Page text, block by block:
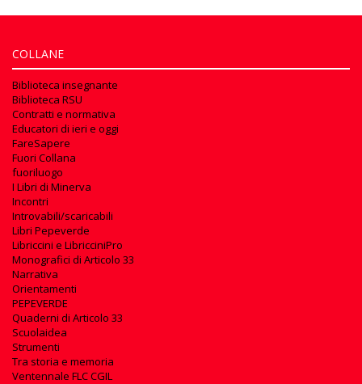
COLLANE
Biblioteca insegnante
Biblioteca RSU
Contratti e normativa
Educatori di ieri e oggi
FareSapere
Fuori Collana
fuoriluogo
I Libri di Minerva
Incontri
Introvabili/scaricabili
Libri Pepeverde
Libriccini e LibricciniPro
Monografici di Articolo 33
Narrativa
Orientamenti
PEPEVERDE
Quaderni di Articolo 33
Scuolaidea
Strumenti
Tra storia e memoria
Ventennale FLC CGIL